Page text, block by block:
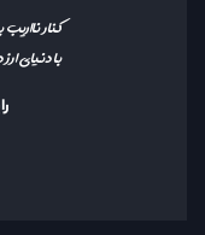
کنار
با دنیای